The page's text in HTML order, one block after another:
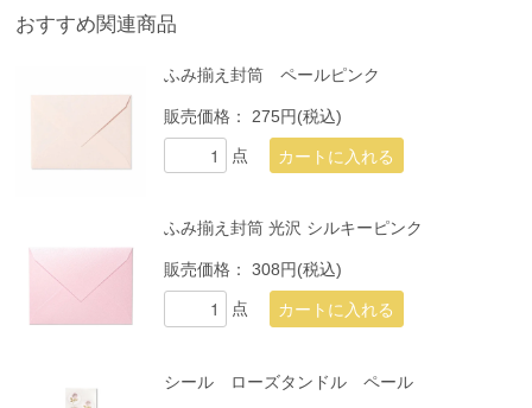
おすすめ関連商品
ふみ揃え封筒 ペールピンク
販売価格： 275円(税込)
点
ふみ揃え封筒 光沢 シルキーピンク
販売価格：308円(税込)
点
シール ローズタンドル ペール